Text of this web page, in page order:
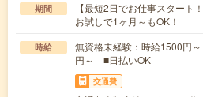
期間
【最短2日でお仕事スタート
お試しで1ヶ月～もOK！
時給
無資格未経験：時給1500円
円～ ■日払いOK
交通費